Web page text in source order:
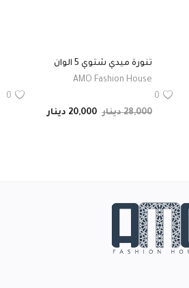
0
تنورة ميدي شتوي 5 الوان
AMO Fashion House
0
28,000 دينار 20,000 دينار